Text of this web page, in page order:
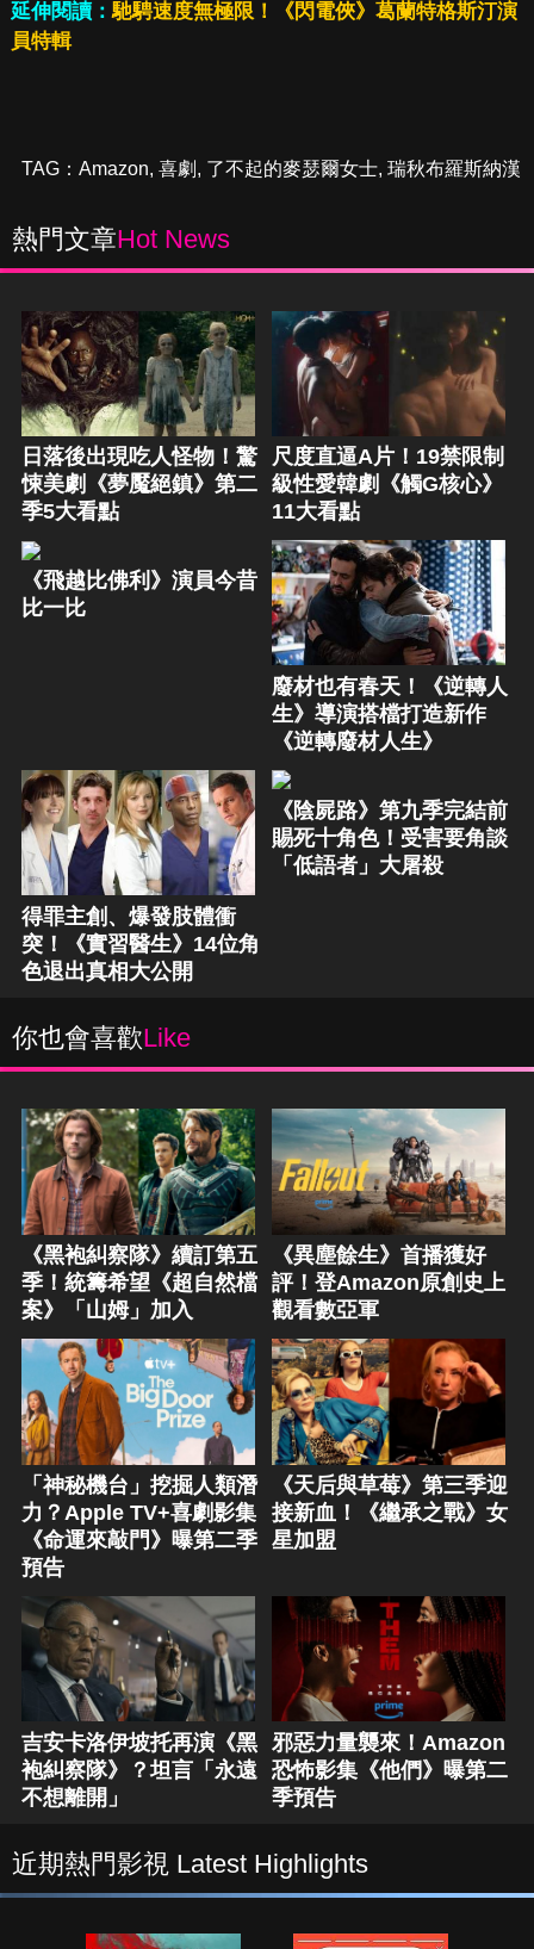
延伸閱讀：馳騁速度無極限！《閃電俠》葛蘭特格斯汀演
員特輯
TAG： Amazon, 喜劇 , 了不起的麥瑟爾女士, 瑞秋布羅斯納漢
熱門文章Hot News
日落後出現吃人怪物！驚
悚美劇《夢魘絕鎮》第二
季5大看點
尺度直逼A片！19禁限制
級性愛韓劇《觸G核心》
11大看點
《飛越比佛利》演員今昔
比一比
廢材也有春天！《逆轉人
生》導演搭檔打造新作
《逆轉廢材人生》
得罪主創、爆發肢體衝
突！《實習醫生》14位角
色退出真相大公開
《陰屍路》第九季完結前
賜死十角色！受害要角談
「低語者」大屠殺
你也會喜歡Like
《黑袍糾察隊》續訂第五
季！統籌希望《超自然檔
案》「山姆」加入
《異塵餘生》首播獲好
評！登Amazon原創史上
觀看數亞軍
「神秘機台」挖掘人類潛
力？Apple TV+喜劇影集
《命運來敲門》曝第二季
預告
《天后與草莓》第三季迎
接新血！《繼承之戰》女
星加盟
吉安卡洛伊坡托再演《黑
袍糾察隊》？坦言「永遠
不想離開」
邪惡力量襲來！Amazon
恐怖影集《他們》曝第二
季預告
近期熱門影視 Latest Highlights